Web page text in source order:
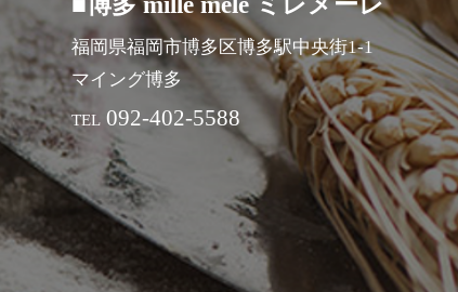
福岡県福岡市博多区博多駅中央街1-1
マイング博多
TEL 092-402-5588